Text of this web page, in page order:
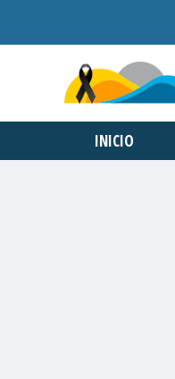
INICIO